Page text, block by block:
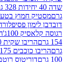
בטעמים שונים 40 יחידות 328 גרם
40 יחידות 328 גרם
הריבו בלוני לבבות
160 גרם דובי צבעוני
175 גרם
ריטר לבן
רוטב דיפ סלסה חריף